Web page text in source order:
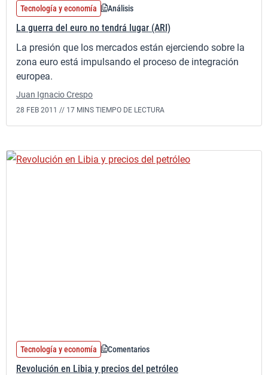
Tecnología y economía Análisis
La guerra del euro no tendrá lugar (ARI)
La presión que los mercados están ejerciendo sobre la
zona euro está impulsando el proceso de integración
europea.
Juan Ignacio Crespo
28 FEB 2011 // 17 MINS TIEMPO DE LECTURA
Tecnología y economía Comentarios
Revolución en Libia y precios del petróleo